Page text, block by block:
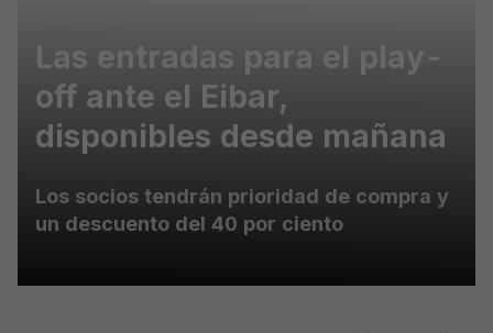
Las entradas para el play-
off ante el Eibar,
disponibles desde mañana
Los socios tendrán prioridad de compra y
un descuento del 40 por ciento